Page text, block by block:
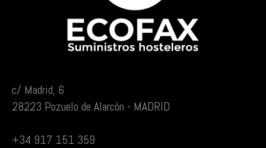
c/ Madrid, 6
28223 Pozuelo de Alarcón - MADRID
+34 917 151 359